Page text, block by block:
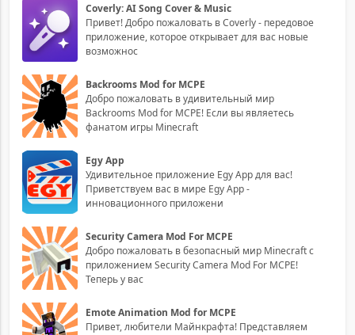
Coverly: AI Song Cover & Music
Привет! Добро пожаловать в Coverly - передовое
приложение, которое открывает для вас новые
возможнос
Backrooms Mod for MCPE
Добро пожаловать в удивительный мир
Backrooms Mod for MCPE! Если вы являетесь
фанатом игры Minecraft
Egy App
Удивительное приложение Egy App для вас!
Приветствуем вас в мире Egy App -
инновационного приложени
Security Camera Mod For MCPE
Добро пожаловать в безопасный мир Minecraft с
приложением Security Camera Mod For MCPE!
Теперь у вас
Emote Animation Mod for MCPE
Привет, любители Майнкрафта! Представляем